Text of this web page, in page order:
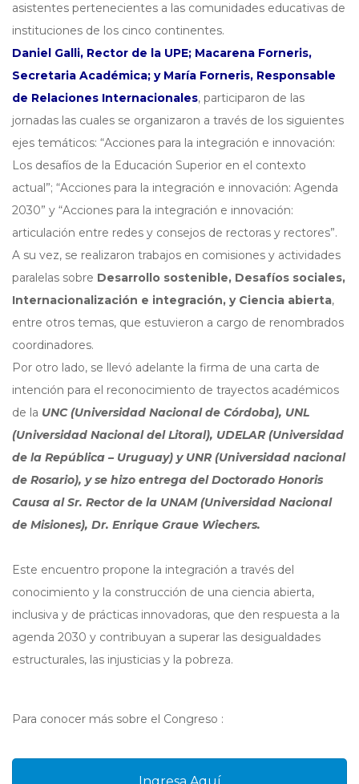
asistentes pertenecientes a las comunidades educativas de
instituciones de los cinco continentes.
Daniel Galli, Rector de la UPE; Macarena Forneris,
Secretaria Académica; y María Forneris, Responsable
de Relaciones Internacionales, participaron de las
jornadas las cuales se organizaron a través de los siguientes
ejes temáticos: “Acciones para la integración e innovación:
Los desafíos de la Educación Superior en el contexto
actual”; “Acciones para la integración e innovación: Agenda
2030” y “Acciones para la integración e innovación:
articulación entre redes y consejos de rectoras y rectores”.
A su vez, se realizaron trabajos en comisiones y actividades
paralelas sobre Desarrollo sostenible, Desafíos sociales,
Internacionalización e integración, y Ciencia abierta,
entre otros temas, que estuvieron a cargo de renombrados
coordinadores.
Por otro lado, se llevó adelante la firma de una carta de
intención para el reconocimiento de trayectos académicos
de la UNC (Universidad Nacional de Córdoba), UNL
(Universidad Nacional del Litoral), UDELAR (Universidad
de la República – Uruguay) y UNR (Universidad nacional
de Rosario), y se hizo entrega del Doctorado Honoris
Causa al Sr. Rector de la UNAM (Universidad Nacional
de Misiones), Dr. Enrique Graue Wiechers.
Este encuentro propone la integración a través del
conocimiento y la construcción de una ciencia abierta,
inclusiva y de prácticas innovadoras, que den respuesta a la
agenda 2030 y contribuyan a superar las desigualdades
estructurales, las injusticias y la pobreza.
Para conocer más sobre el Congreso :